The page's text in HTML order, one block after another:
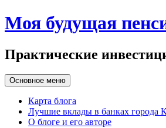
Перейти
к
Моя будущая
Практические
Основное меню
Карта блога
Лучшие вклады в банках города
О блоге и его авторе